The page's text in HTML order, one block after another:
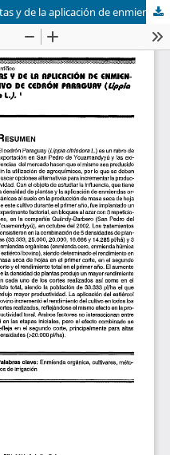
Influencia de la densidad de plantas y de la aplicación de enmiendas orgánicas al suelo en el cultivo de cedrón paraguay (Limpia citriodora L.)